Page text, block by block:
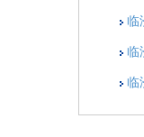
临
临
临